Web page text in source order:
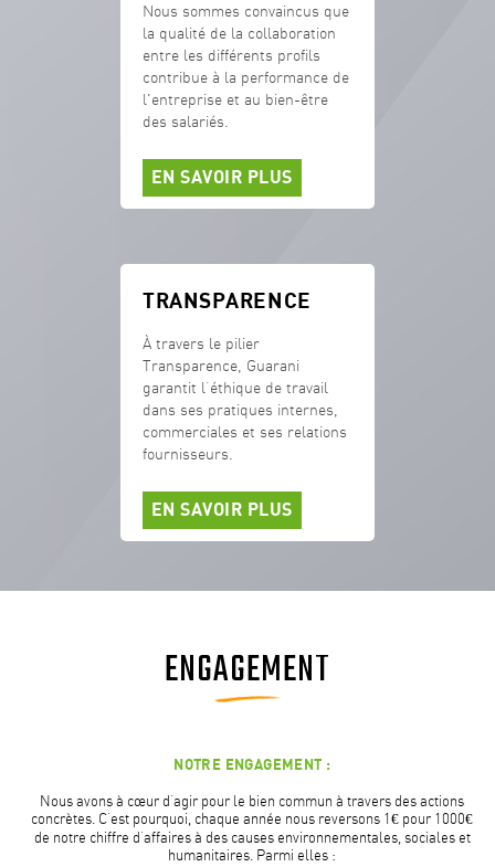
Nous sommes convaincus que
la qualité de la collaboration
entre les différents profils
contribue à la performance de
l'entreprise et au bien-être
des salariés.
EN SAVOIR PLUS
TRANSPARENCE
À travers le pilier
Transparence, Guarani
garantit l’éthique de travail
dans ses pratiques internes,
commerciales et ses relations
fournisseurs.
EN SAVOIR PLUS
ENGAGEMENT
NOTRE ENGAGEMENT :
Nous avons à cœur d’agir pour le bien commun à travers des actions
concrètes. C’est pourquoi, chaque année nous reversons 1€ pour 1000€
de notre chiffre d’affaires à des causes environnementales, sociales et
humanitaires. Parmi elles :